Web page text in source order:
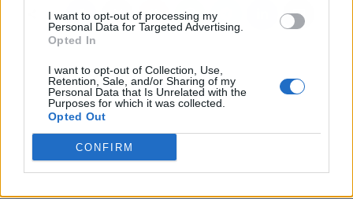
I want to opt-out of processing my
Personal Data for Targeted Advertising.
Opted In
I want to opt-out of Collection, Use,
Retention, Sale, and/or Sharing of my
Personal Data that Is Unrelated with the
Purposes for which it was collected.
Opted Out
CONFIRM